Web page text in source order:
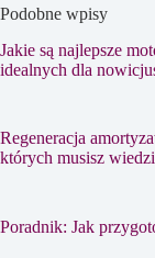
Podobne wpisy
Jakie są najlepsze
idealnych dla
Regeneracja
których musisz
Poradnik: Jak